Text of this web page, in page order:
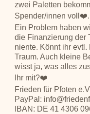
zwei Paletten
Spender/innen
Ein Problem haben
die Finanzierung der
niente. Könnt ihr
Traum. Auch kleine
wisst ja, was alles
Ihr mit?❤️
Frieden für Pfoten
PayPal:
IBAN: DE 41 4306